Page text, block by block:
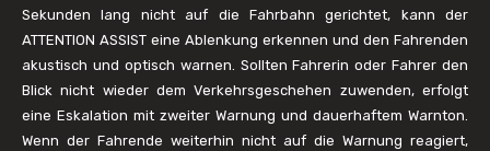
Sekunden lang nicht auf die Fahrbahn gerichtet, kann der
ATTENTION ASSIST eine Ablenkung erkennen und den Fahrenden
akustisch und optisch warnen. Sollten Fahrerin oder Fahrer den
Blick nicht wieder dem Verkehrsgeschehen zuwenden, erfolgt
eine Eskalation mit zweiter Warnung und dauerhaftem Warnton.
Wenn der Fahrende weiterhin nicht auf die Warnung reagiert,